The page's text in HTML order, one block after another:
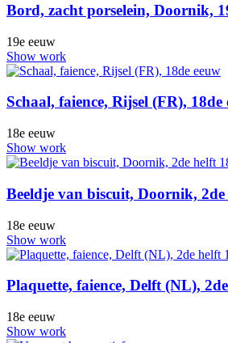
Bord, zacht porselein, Doornik,
19e eeuw
Show work
Schaal, faience, Rijsel (FR), 18de
18e eeuw
Show work
Beeldje van biscuit, Doornik, 2de
18e eeuw
Show work
Plaquette, faience, Delft (NL),
18e eeuw
Show work